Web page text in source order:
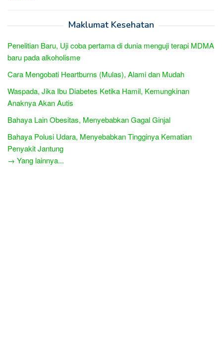
Maklumat Kesehatan
Penelitian Baru, Uji coba pertama di dunia menguji terapi MDMA
baru pada alkoholisme
Cara Mengobati Heartburns (Mulas), Alami dan Mudah
Waspada, Jika Ibu Diabetes Ketika Hamil, Kemungkinan
Anaknya Akan Autis
Bahaya Lain Obesitas, Menyebabkan Gagal Ginjal
Bahaya Polusi Udara, Menyebabkan Tingginya Kematian
Penyakit Jantung
→ Yang lainnya...